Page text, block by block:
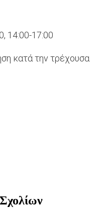
14:00-17:00
κατά την τρέχουσα